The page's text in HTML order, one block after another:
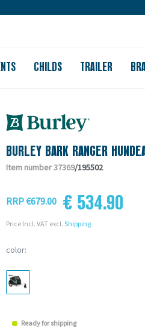
CHILDS TRAILER
BURLEY BARK RANGER
Item number 37369/195502
RRP €679.00 € 534.90
Price Incl. VAT excl. Shipping
color:
Ready for shipping